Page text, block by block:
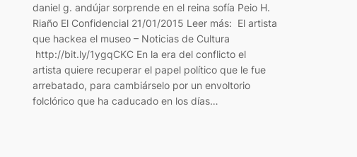
daniel g. andújar sorprende en el reina sofía Peio H.
Riaño El Confidencial 21/01/2015 Leer más: El artista
que hackea el museo – Noticias de Cultura
http://bit.ly/1ygqCKC En la era del conflicto el
artista quiere recuperar el papel político que le fue
arrebatado, para cambiárselo por un envoltorio
folclórico que ha caducado en los días…